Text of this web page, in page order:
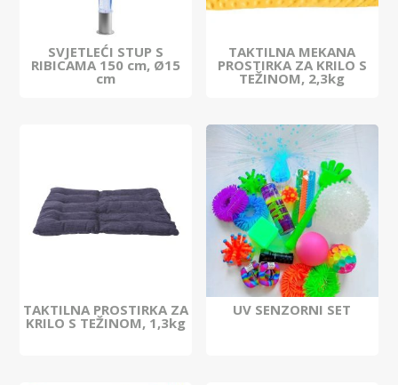
SVJETLEĆI STUP S
RIBICAMA 150 cm, Ø15
cm
TAKTILNA MEKANA
PROSTIRKA ZA KRILO S
TEŽINOM, 2,3kg
TAKTILNA PROSTIRKA ZA
KRILO S TEŽINOM, 1,3kg
UV SENZORNI SET